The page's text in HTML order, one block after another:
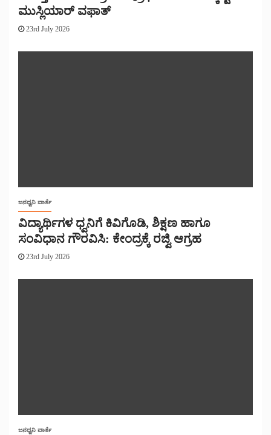
ಮುಸ್ಲಿಯಾರ್ ವಫಾತ್
23rd July 2026
ಜನಧ್ವನಿ ವಾರ್ತೆ
ವಿದ್ಯಾರ್ಥಿಗಳ ಧ್ವನಿಗೆ ಕಿವಿಗೊಡಿ, ಶಿಕ್ಷಣ ಹಾಗೂ
ಸಂವಿಧಾನ ಗೌರವಿಸಿ: ಕೇಂದ್ರಕ್ಕೆ ರಜ್ವಿ ಆಗ್ರಹ
23rd July 2026
ಜನಧ್ವನಿ ವಾರ್ತೆ